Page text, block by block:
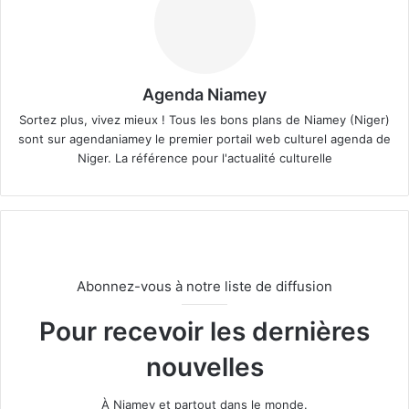
Agenda Niamey
Sortez plus, vivez mieux ! Tous les bons plans de Niamey (Niger)
sont sur agendaniamey le premier portail web culturel agenda de
Niger. La référence pour l'actualité culturelle
Abonnez-vous à notre liste de diffusion
Pour recevoir les dernières
nouvelles
À Niamey et partout dans le monde.